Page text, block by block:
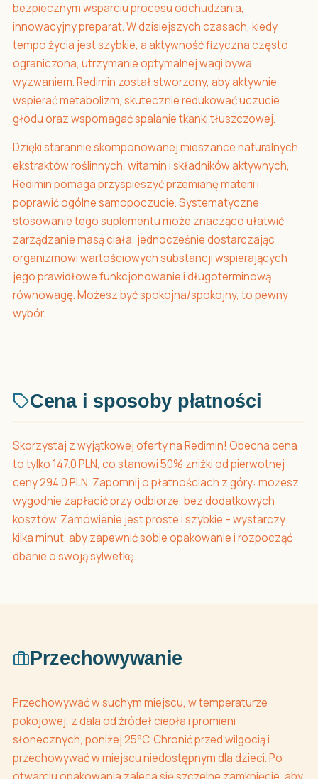
bezpiecznym wsparciu procesu odchudzania,
innowacyjny preparat. W dzisiejszych czasach, kiedy
tempo życia jest szybkie, a aktywność fizyczna często
ograniczona, utrzymanie optymalnej wagi bywa
wyzwaniem. Redimin został stworzony, aby aktywnie
wspierać metabolizm, skutecznie redukować uczucie
głodu oraz wspomagać spalanie tkanki tłuszczowej.
Dzięki starannie skomponowanej mieszance naturalnych
ekstraktów roślinnych, witamin i składników aktywnych,
Redimin pomaga przyspieszyć przemianę materii i
poprawić ogólne samopoczucie. Systematyczne
stosowanie tego suplementu może znacząco ułatwić
zarządzanie masą ciała, jednocześnie dostarczając
organizmowi wartościowych substancji wspierających
jego prawidłowe funkcjonowanie i długoterminową
równowagę. Możesz być spokojna/spokojny, to pewny
wybór.
Cena i sposoby płatności
Skorzystaj z wyjątkowej oferty na Redimin! Obecna cena
to tylko 147.0 PLN, co stanowi 50% zniżki od pierwotnej
ceny 294.0 PLN. Zapomnij o płatnościach z góry: możesz
wygodnie zapłacić przy odbiorze, bez dodatkowych
kosztów. Zamówienie jest proste i szybkie – wystarczy
kilka minut, aby zapewnić sobie opakowanie i rozpocząć
dbanie o swoją sylwetkę.
Przechowywanie
Przechowywać w suchym miejscu, w temperaturze
pokojowej, z dala od źródeł ciepła i promieni
słonecznych, poniżej 25°C. Chronić przed wilgocią i
przechowywać w miejscu niedostępnym dla dzieci. Po